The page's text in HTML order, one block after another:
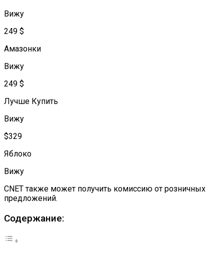
Вижу
249 $
Амазонки
Вижу
249 $
Лучше Купить
Вижу
$329
Яблоко
Вижу
CNET также может получить комиссию от розничных
предложений.
Содержание: